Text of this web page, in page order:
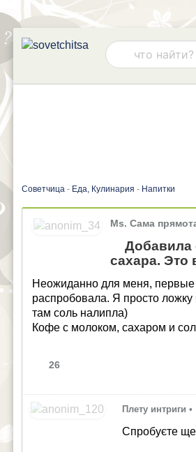
Советчица - Еда, Кулинария - Напитки
Ms. Сама
Добавила
сахара. Это
Неожиданно для меня, первые
распробовала. Я просто
там соль налипла)
Кофе с молоком, сахаром и
26
Плету интриги •
Спробуєте ще